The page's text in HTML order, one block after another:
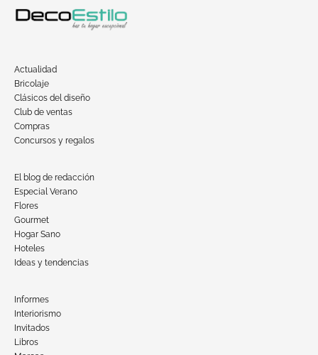
Actualidad
Bricolaje
Clásicos del diseño
Club de ventas
Compras
Concursos y regalos
El blog de redacción
Especial Verano
Flores
Gourmet
Hogar Sano
Hoteles
Ideas y tendencias
Informes
Interiorismo
Invitados
Libros